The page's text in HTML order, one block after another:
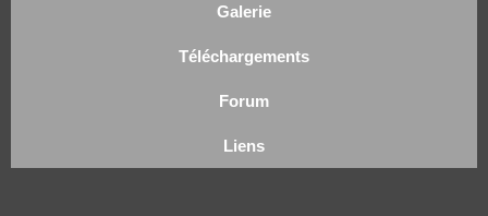
Galerie
Téléchargements
Forum
Liens